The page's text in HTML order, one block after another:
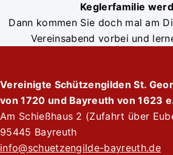
Keglerfamilie
Dann kommen Sie doch mal am
Vereinsabend vorbei und
Vereinigte Schützengilden St.
von 1720 und Bayreuth von 1623
Am Schießhaus 2 (Zufahrt über
95445 Bayreuth
info@schuetzengilde-bayreuth.de